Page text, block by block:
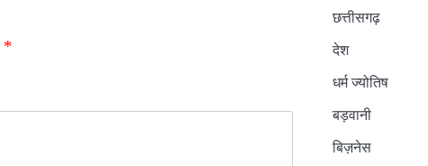
*
छत्तीसगढ़
देश
धर्म ज्योतिष
बड़वानी
बिज़नेस